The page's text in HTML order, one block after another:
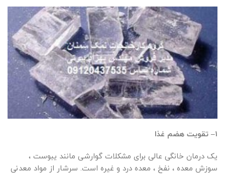
۱– تقویت هضم غذا
یک درمان خانگی عالی برای مشکلات گوارشی مانند یبوست ،
سوزش معده ، نفخ ، معده درد و غیره است. سرشار از مواد معدنی